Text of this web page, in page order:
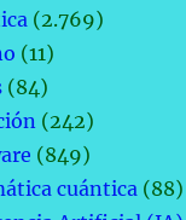
(2.769)
(11)
(84)
(242)
(849)
cuántica (88)